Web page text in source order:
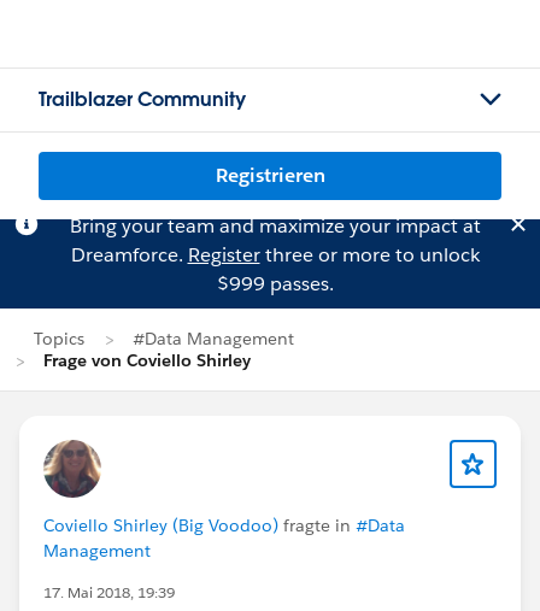
Trailblazer Community
Registrieren
Bring your team and maximize your impact at
Dreamforce. Registerthree or more to unlock
$999 passes.
Topics
#Data Management
Frage von Coviello Shirley
Coviello Shirley (Big Voodoo) fragte in #Data
Management
17. Mai 2018, 19:39